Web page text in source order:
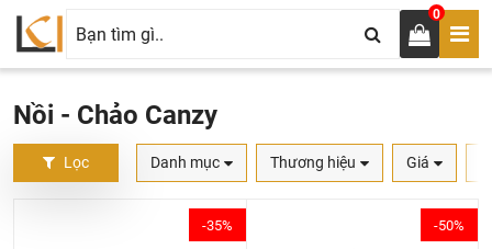
0
Nồi - Chảo Canzy
Lọc Danh mục Thương hiệu Giá
-35% -50%